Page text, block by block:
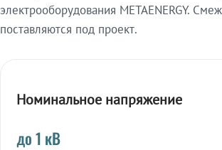
электрооборудования METAENERGY.
поставляются под проект.
Номинальное напряжение
до 1 кВ